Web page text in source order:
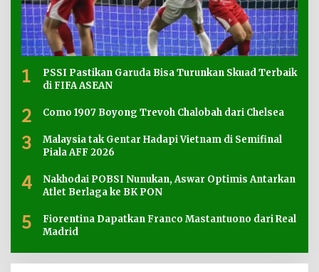
1
PSSI Pastikan Garuda Bisa Turunkan Skuad Terbaik
di FIFA ASEAN
2 Como 1907 Boyong Trevoh Chalobah dari Chelsea
3
Malaysia tak Gentar Hadapi Vietnam di Semifinal
Piala AFF 2026
4
Nakhodai POBSI Nunukan, Aswar Optimis Antarkan
Atlet Berlaga ke BK PON
5
Fiorentina Dapatkan Franco Mastantuono dari Real
Madrid